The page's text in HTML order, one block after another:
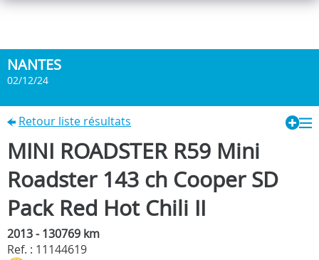
NANTES
02/12/24
Retour liste résultats
MINI ROADSTER R59 Mini
Roadster 143 ch Cooper SD
Pack Red Hot Chili II
2013 - 130769 km
Ref. : 11144619